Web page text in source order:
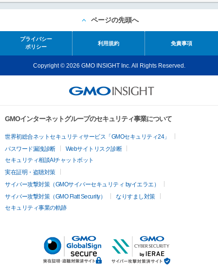
ページの先頭へ
プライバシー
ポリシー
利用規約 免責事項
Copyright © 2026 GMO INSIGHT Inc. All Rights Reserved.
GMOインターネットグループのセキュリティ事業について
世界初総合ネットセキュリティサービス「GMOセキュリティ24」
パスワード漏洩診断
Webサイトリスク診断
セキュリティ相談AIチャットボット
実在証明・盗聴対策
サイバー攻撃対策（GMOサイバーセキュリティ byイエラエ）
サイバー攻撃対策（GMO Flatt Security）
なりすまし対策
セキュリティ事業の軌跡